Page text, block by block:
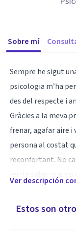
Sobre mí
Sempre he sigut
psicologia m’ha
des del respecte i
Gràcies a la meva
frenar, agafar aire i
persona al costat
reconfortant. No
a mirar de cara
Ver descripción
Estos son